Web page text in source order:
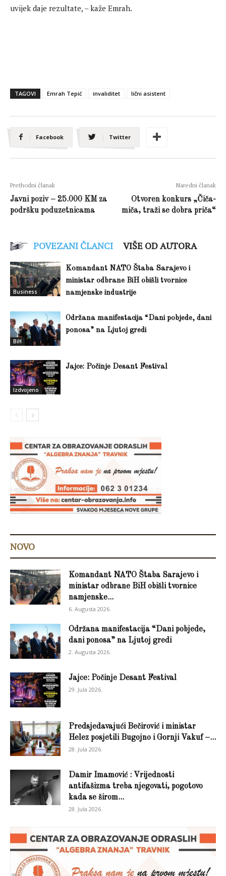
uvijek daje rezultate, – kaže Emrah.
TAGOVI Emrah Tepić invaliditet lični asistent
Facebook Twitter
Prethodni članak
Javni poziv – 25.000 KM za
podršku poduzetnicama
Naredni članak
Otvoren konkurs „Čiča-
miča, traži se dobra priča“
POVEZANI ČLANCI VIŠE OD AUTORA
Business
Komandant NATO Štaba Sarajevo i
ministar odbrane BiH obišli tvornice
namjenske industrije
BiH
Održana manifestacija “Dani pobjede, dani
ponosa” na Ljutoj gredi
Izdvojeno
Jajce: Počinje Desant Festival
NOVO
Komandant NATO Štaba Sarajevo i
ministar odbrane BiH obišli tvornice
namjenske...
6. Augusta 2026.
Održana manifestacija “Dani pobjede,
dani ponosa” na Ljutoj gredi
2. Augusta 2026.
Jajce: Počinje Desant Festival
29. Jula 2026.
Predsjedavajući Bečirović i ministar
Helez posjetili Bugojno i Gornji Vakuf –...
28. Jula 2026.
Damir Imamović : Vrijednosti
antifašizma treba njegovati, pogotovo
kada se širom...
28. Jula 2026.